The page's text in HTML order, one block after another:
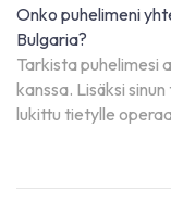
Onko puhelimeni
Bulgaria?
Tarkista puhelimesi
kanssa. Lisäksi
lukittu tietylle